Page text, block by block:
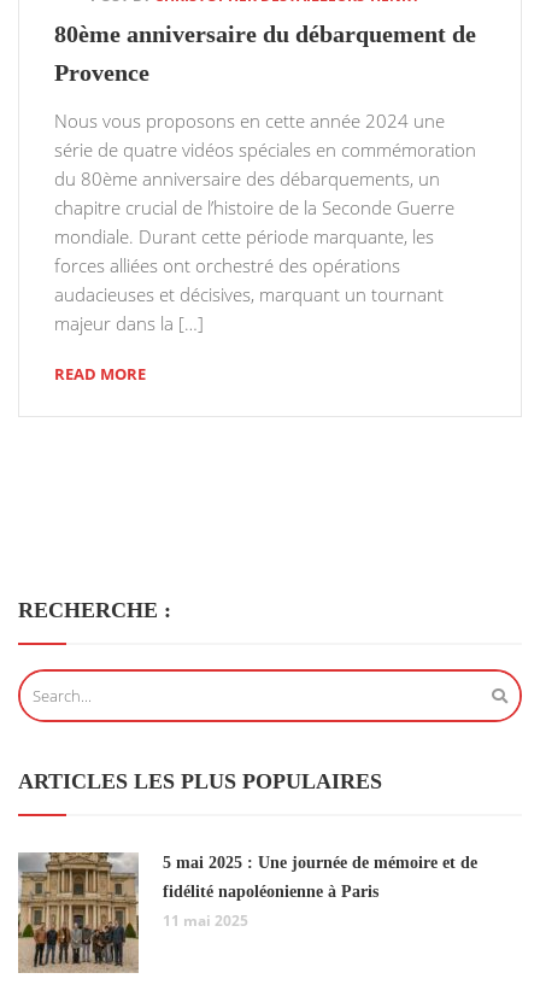
80ème anniversaire du débarquement de
Provence
Nous vous proposons en cette année 2024 une
série de quatre vidéos spéciales en commémoration
du 80ème anniversaire des débarquements, un
chapitre crucial de l’histoire de la Seconde Guerre
mondiale. Durant cette période marquante, les
forces alliées ont orchestré des opérations
audacieuses et décisives, marquant un tournant
majeur dans la […]
READ MORE
RECHERCHE :
ARTICLES LES PLUS POPULAIRES
5 mai 2025 : Une journée de mémoire et de
fidélité napoléonienne à Paris
11 mai 2025